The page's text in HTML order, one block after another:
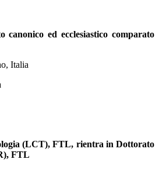
ed ecclesiastico comparato
Italia
(LCT), FTL, rientra in Dottorato
FTL